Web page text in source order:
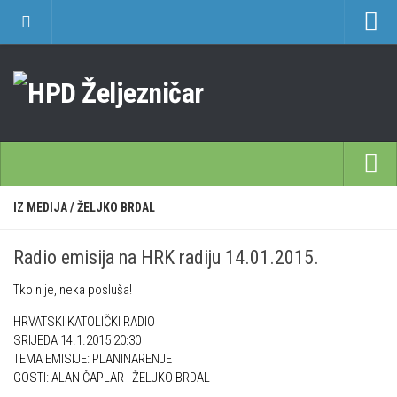
Učlanjenje
Kontakt
Plan izleta Sekcije društvenih izleta HPD Željezničar 2025
Izvješća SDI-a
Povijesti SDI
Početna
Opća planinarska škola 9. 3. – 17. 5. 2026.
Često postavljana pitanja
Visokogorska škola
Alpinistička škola
Speleološka škola HPD Željezničar
IZ MEDIJA/ŽELJKO BRDAL
Radio emisija na HRK radiju 14.01.2015.
Tko nije, neka posluša!
HRVATSKI KATOLIČKI RADIO
SRIJEDA 14.1.2015 20:30
TEMA EMISIJE: PLANINARENJE
GOSTI: ALAN ČAPLAR I ŽELJKO BRDAL